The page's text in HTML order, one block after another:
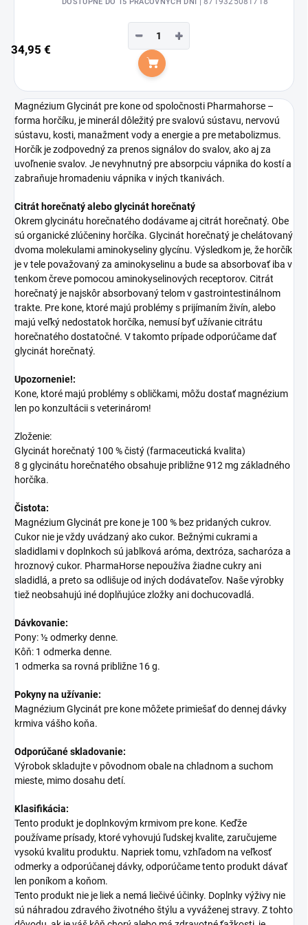
34,95 €
+
−
Do košíka
Magnézium Glycinát pre kone od spoločnosti Pharmahorse –
forma horčíku, je minerál dôležitý pre svalovú sústavu, nervovú
sústavu, kosti, manažment vody a energie a pre metabolizmus.
Horčík je zodpovedný za prenos signálov do svalov, ako aj za
uvoľnenie svalov. Je nevyhnutný pre absorpciu vápnika do kostí a
zabraňuje hromadeniu vápnika v iných tkanivách.
Citrát horečnatý alebo glycinát horečnatý
Okrem glycinátu horečnatého dodávame aj citrát horečnatý. Obe
sú organické zlúčeniny horčíka. Glycinát horečnatý je chelátovaný
dvoma molekulami aminokyseliny glycínu. Výsledkom je, že horčík
je v tele považovaný za aminokyselinu a bude sa absorbovať iba v
tenkom čreve pomocou aminokyselinových receptorov. Citrát
horečnatý je najskôr absorbovaný telom v gastrointestinálnom
trakte. Pre kone, ktoré majú problémy s prijímaním živín, alebo
majú veľký nedostatok horčíka, nemusí byť užívanie citrátu
horečnatého dostatočné. V takomto prípade odporúčame dať
glycinát horečnatý.
Upozornenie!:
Kone, ktoré majú problémy s obličkami, môžu dostať magnézium
len po konzultácii s veterinárom!
Zloženie:
Glycinát horečnatý 100 % čistý (farmaceutická kvalita)
8 g glycinátu horečnatého obsahuje približne 912 mg základného
horčíka.
Čistota:
Magnézium Glycinát pre kone je 100 % bez pridaných cukrov.
Cukor nie je vždy uvádzaný ako cukor. Bežnými cukrami a
sladidlami v doplnkoch sú jablková aróma, dextróza, sacharóza a
hroznový cukor. PharmaHorse nepoužíva žiadne cukry ani
sladidlá, a preto sa odlišuje od iných dodávateľov. Naše výrobky
tiež neobsahujú iné doplňujúce zložky ani dochucovadlá.
Dávkovanie:
Pony: ½ odmerky denne.
Kôň: 1 odmerka denne.
1 odmerka sa rovná približne 16 g.
Pokyny na užívanie:
Magnézium Glycinát pre kone môžete primiešať do dennej dávky
krmiva vášho koňa.
Odporúčané skladovanie:
Výrobok skladujte v pôvodnom obale na chladnom a suchom
mieste, mimo dosahu detí.
Klasifikácia:
Tento produkt je doplnkovým krmivom pre kone. Keďže
používame prísady, ktoré vyhovujú ľudskej kvalite, zaručujeme
vysokú kvalitu produktu. Napriek tomu, vzhľadom na veľkosť
odmerky a odporúčanej dávky, odporúčame tento produkt dávať
len poníkom a koňom.
Tento produkt nie je liek a nemá liečivé účinky. Doplnky výživy nie
sú náhradou zdravého životného štýlu a vyváženej stravy. Z tohto